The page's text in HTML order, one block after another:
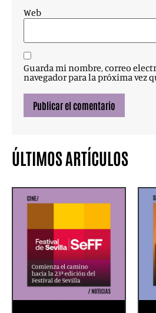
Web
Guarda mi nombre, correo
navegador para la próxima vez
ÚLTIMOS ARTÍCULOS